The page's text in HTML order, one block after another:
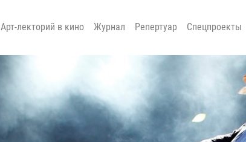
Арт-лекторий в кино Журнал Репертуар Спецпроекты